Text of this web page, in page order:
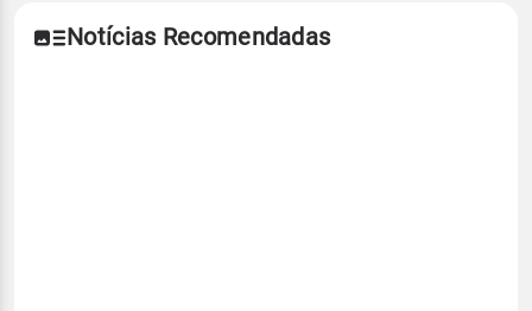
Notícias Recomendadas